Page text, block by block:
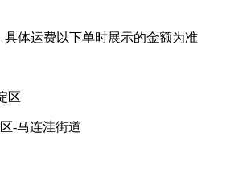
具体运费以下单时展示的金额为准
区
-马连洼街道